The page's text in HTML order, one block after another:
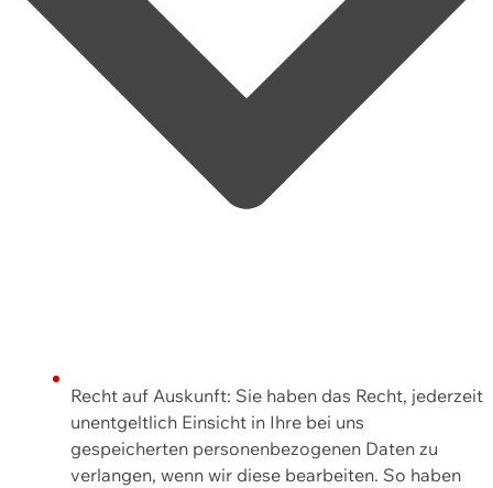
Recht auf Auskunft: Sie haben das Recht, jederzeit
unentgeltlich Einsicht in Ihre bei uns
gespeicherten personenbezogenen Daten zu
verlangen, wenn wir diese bearbeiten. So haben